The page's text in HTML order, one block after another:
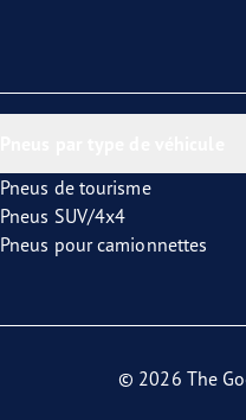
Pneus de tourisme
Pneus SUV/4x4
Pneus pour camionnettes
© 2026 The